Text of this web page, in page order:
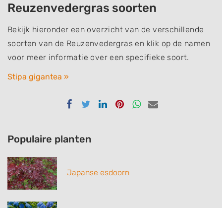
Reuzenvedergras soorten
Bekijk hieronder een overzicht van de verschillende
soorten van de Reuzenvedergras en klik op de namen
voor meer informatie over een specifieke soort.
Stipa gigantea »
DelenDelenDelenDelenDelenDelen
Populaire planten
Japanse esdoorn